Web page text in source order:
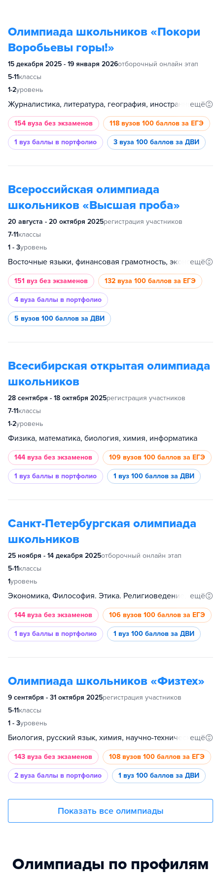
Олимпиада школьников «Покори
Воробьевы горы!»
15 декабря 2025 - 19 января 2026отборочный онлайн этап
5-11классы
1-2уровень
Журналистика, литература, география, иностранный язык, обществознание, история, физика, математика
ещё
154 вуза без экзаменов 118 вузов 100 баллов за ЕГЭ
1 вуз баллы в портфолио 3 вуза 100 баллов за ДВИ
Всероссийская олимпиада
школьников «Высшая проба»
20 августа - 20 октября 2025регистрация участников
7-11классы
1 - 3уровень
Восточные языки, финансовая грамотность, экономика, культурология, биология, математика, информатика, обществознание, русский язык, история, иностранный язык, основы бизнеса, психология, философия, востоковедение и африканистика, инженерные науки, физика, социология, анализ данных, химия, промышленное программирование, международные отношения, история искусств, география, филология, право, журналистика, дизайн
ещё
151 вуз без экзаменов 132 вуза 100 баллов за ЕГЭ
4 вуза баллы в портфолио
5 вузов 100 баллов за ДВИ
Всесибирская открытая олимпиада
школьников
28 сентября - 18 октября 2025регистрация участников
7-11классы
1-2уровень
Физика, математика, биология, химия, информатика
144 вуза без экзаменов 109 вузов 100 баллов за ЕГЭ
1 вуз баллы в портфолио 1 вуз 100 баллов за ДВИ
Санкт-Петербургская олимпиада
школьников
25 ноября - 14 декабря 2025отборочный онлайн этап
5-11классы
1уровень
Экономика, Философия. Этика. Религиоведение, филология, физика, современный менеджер, психология, право, политология, Планета Земля, обществознание, международные отношения, математическое моделирование и искусственный интеллект, история, информатика, иностранный язык, инженерные системы, журналистика, гуманитарные и социальные науки, география, биология, химия, математика, медицина
ещё
144 вуза без экзаменов 106 вузов 100 баллов за ЕГЭ
1 вуз баллы в портфолио 1 вуз 100 баллов за ДВИ
Олимпиада школьников «Физтех»
9 сентября - 31 октября 2025регистрация участников
5-11классы
1 - 3уровень
Биология, русский язык, химия, научно-технический, инженерное дело, физика, математика
ещё
143 вуза без экзаменов 108 вузов 100 баллов за ЕГЭ
2 вуза баллы в портфолио 1 вуз 100 баллов за ДВИ
Показать все олимпиады
Олимпиады по профилям